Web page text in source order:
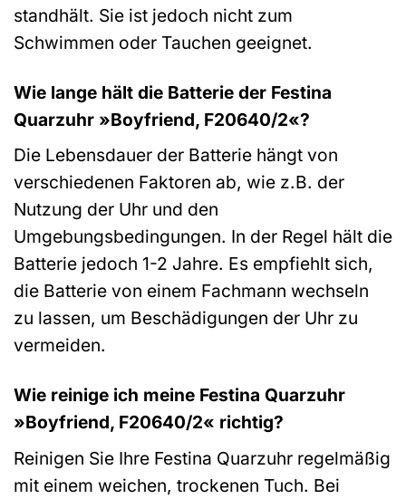
standhält. Sie ist jedoch nicht zum
Schwimmen oder Tauchen geeignet.
Wie lange hält die Batterie der Festina
Quarzuhr »Boyfriend, F20640/2«?
Die Lebensdauer der Batterie hängt von
verschiedenen Faktoren ab, wie z.B. der
Nutzung der Uhr und den
Umgebungsbedingungen. In der Regel hält die
Batterie jedoch 1-2 Jahre. Es empfiehlt sich,
die Batterie von einem Fachmann wechseln
zu lassen, um Beschädigungen der Uhr zu
vermeiden.
Wie reinige ich meine Festina Quarzuhr
»Boyfriend, F20640/2« richtig?
Reinigen Sie Ihre Festina Quarzuhr regelmäßig
mit einem weichen, trockenen Tuch. Bei